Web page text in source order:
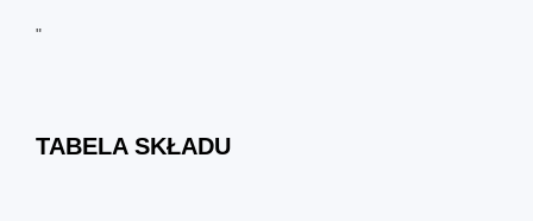
"
TABELA SKŁADU